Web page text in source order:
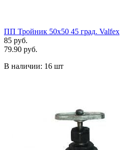
ПП Тройник 50х50 45 град. Valfex
85 руб.
79.90 руб.
В наличии: 16 шт